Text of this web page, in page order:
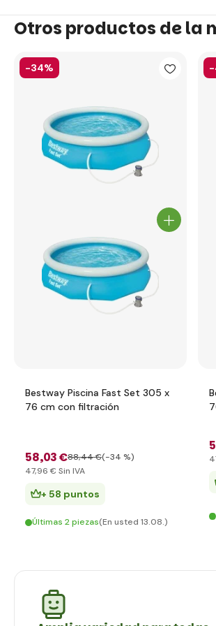
Otros productos de la
-34%
Bestway Piscina Fast Set 305 x
76 cm con filtración
58,03 €88,44 €(-34 %)
47,96 € Sin IVA
+ 58 puntos
Últimas 2 piezas(En usted 13.08.)
-